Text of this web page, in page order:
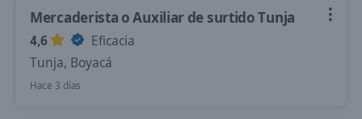
Mercaderista o Auxiliar de surtido Tunja
4,6
Eficacia
Tunja, Boyacá
Hace 3 días